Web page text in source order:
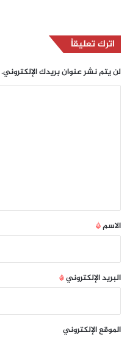
اترك تعليقاً
لن يتم نشر عنوان بريدك الإلكتروني.
*
الاسم*
البريد الإلكتروني*
الموقع الإلكتروني